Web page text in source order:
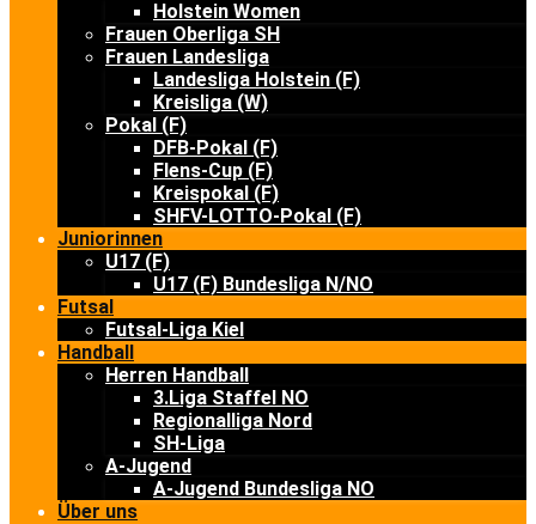
Holstein Women
Frauen Oberliga SH
Frauen Landesliga
Landesliga Holstein (F)
Kreisliga (W)
Pokal (F)
DFB-Pokal (F)
Flens-Cup (F)
Kreispokal (F)
SHFV-LOTTO-Pokal (F)
Juniorinnen
U17 (F)
U17 (F) Bundesliga N/NO
Futsal
Futsal-Liga Kiel
Handball
Herren Handball
3.Liga Staffel NO
Regionalliga Nord
SH-Liga
A-Jugend
A-Jugend Bundesliga NO
Über uns